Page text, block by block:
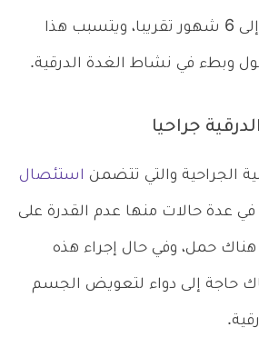
ويحدث ذلك خلال 3 إلى 6 شهور تقريبا، ويتسبب هذا
وبطء في نشاط الغدة الدرقية.
جراحيا
الجراحية والتي تتضمن استئصال
في عدة حالات منها عدم القدرة على
هناك حمل، وفي حال إجراء هذه
حاجة إلى دواء لتعويض الجسم